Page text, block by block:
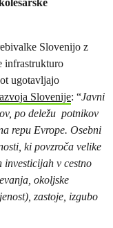
Slovenijo z
infrastrukturo
ugotavljajo
Slovenije: “Javni
po deležu potnikov
repu Evrope. Osebni
ki povzroča velike
investicijah v cestno
okoljske
zastoje, izgubo